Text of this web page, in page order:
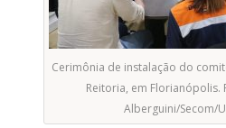
Cerimônia de instalação do
Reitoria, em Florianópolis.
Alberguini/Secom/